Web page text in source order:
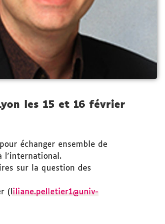
les 15 et 16 février
échanger ensemble de
l'international.
sur la question des
(liliane.pelletier1@univ-